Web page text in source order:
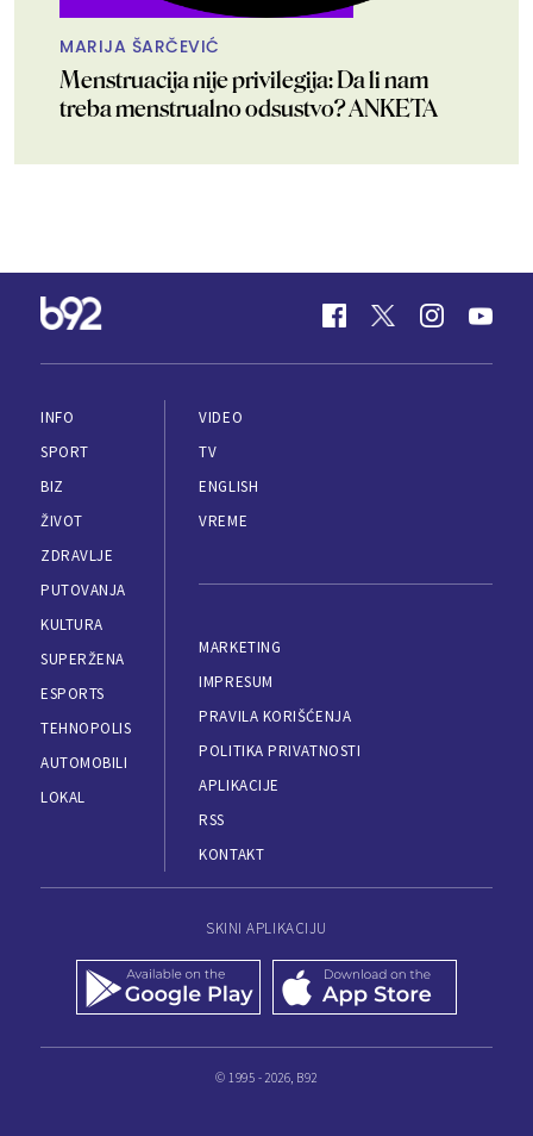
MARIJA ŠARČEVIĆ
Menstruacija nije privilegija: Da li nam
treba menstrualno odsustvo? ANKETA
INFO
SPORT
BIZ
ŽIVOT
ZDRAVLJE
PUTOVANJA
KULTURA
SUPERŽENA
ESPORTS
TEHNOPOLIS
AUTOMOBILI
LOKAL
VIDEO
TV
ENGLISH
VREME
MARKETING
IMPRESUM
PRAVILA KORIŠĆENJA
POLITIKA PRIVATNOSTI
APLIKACIJE
RSS
KONTAKT
SKINI APLIKACIJU
© 1995 - 2026, B92